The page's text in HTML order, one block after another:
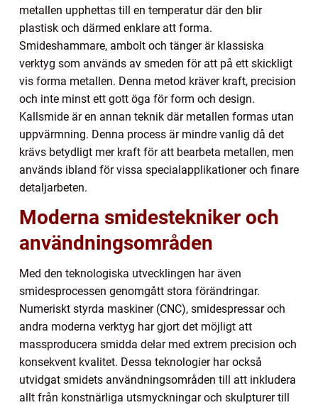
metallen upphettas till en temperatur där den blir
plastisk och därmed enklare att forma.
Smideshammare, ambolt och tänger är klassiska
verktyg som används av smeden för att på ett skickligt
vis forma metallen. Denna metod kräver kraft, precision
och inte minst ett gott öga för form och design.
Kallsmide är en annan teknik där metallen formas utan
uppvärmning. Denna process är mindre vanlig då det
krävs betydligt mer kraft för att bearbeta metallen, men
används ibland för vissa specialapplikationer och finare
detaljarbeten.
Moderna smidestekniker och
användningsområden
Med den teknologiska utvecklingen har även
smidesprocessen genomgått stora förändringar.
Numeriskt styrda maskiner (CNC), smidespressar och
andra moderna verktyg har gjort det möjligt att
massproducera smidda delar med extrem precision och
konsekvent kvalitet. Dessa teknologier har också
utvidgat smidets användningsområden till att inkludera
allt från konstnärliga utsmyckningar och skulpturer till